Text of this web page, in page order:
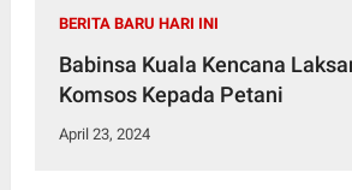
BERITA BARU HARI INI
Babinsa Kuala Kencana
Komsos Kepada Petani
April 23, 2024